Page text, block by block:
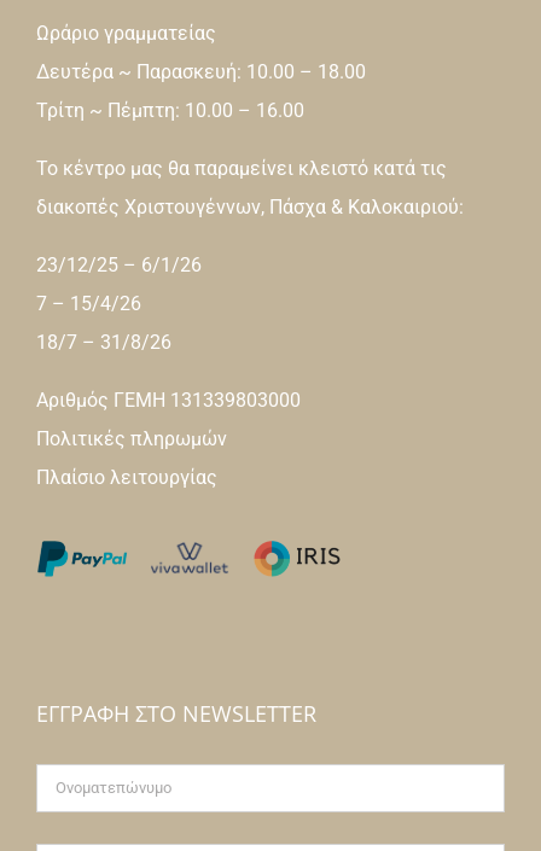
Ωράριο γραμματείας
Δευτέρα ~ Παρασκευή: 10.00 – 18.00
Τρίτη ~ Πέμπτη: 10.00 – 16.00
Το κέντρο μας θα παραμείνει κλειστό κατά τις
διακοπές Χριστουγέννων, Πάσχα & Καλοκαιριού:
23/12/25 – 6/1/26
7 – 15/4/26
18/7 – 31/8/26
Αριθμός ΓΕΜΗ 131339803000
Πολιτικές πληρωμών
Πλαίσιο λειτουργίας
ΕΓΓΡΑΦΉ ΣΤΟ NEWSLETTER